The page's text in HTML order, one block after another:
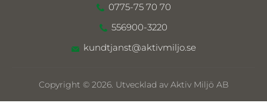
0775-75 70 70
556900-3220
kundtjanst@aktivmiljo.se
Copyright © 2026. Utvecklad av Aktiv Miljö AB